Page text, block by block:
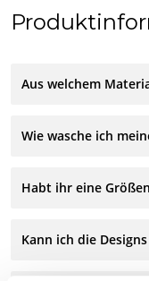
Aus welchem
Wie wasche ich
Habt ihr eine
Kann ich die